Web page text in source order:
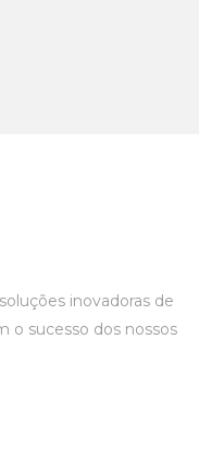
inovadoras de
o sucesso dos nossos